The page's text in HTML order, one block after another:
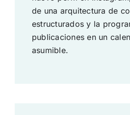
de una arquitectura de
estructurados y la
publicaciones en un
asumible.